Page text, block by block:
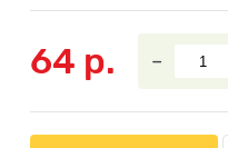
64 р. –